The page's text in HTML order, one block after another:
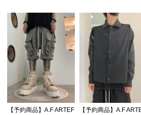
【予約商品】A.F ARTEF
【予約商品】A.F